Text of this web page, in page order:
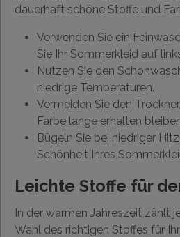
dauerhaft schöne Stoffe und
Verwenden Sie ein
Sie Ihr Sommerkleid auf
Nutzen Sie den
niedrige Temperaturen.
Vermeiden Sie den
Farbe lange erhalten
Bügeln Sie bei niedriger
Schönheit Ihres
Leichte Stoffe für
In der warmen Jahreszeit zählt
Wahl des richtigen Stoffes für